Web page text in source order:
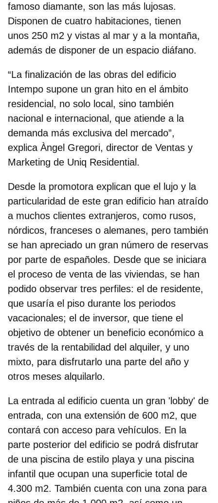
famoso diamante, son las más lujosas.
Disponen de cuatro habitaciones, tienen
unos 250 m2 y vistas al mar y a la montaña,
además de disponer de un espacio diáfano.
“La finalización de las obras del edificio
Intempo supone un gran hito en el ámbito
residencial, no solo local, sino también
nacional e internacional, que atiende a la
demanda más exclusiva del mercado”,
explica Àngel Gregori, director de Ventas y
Marketing de Uniq Residential.
Desde la promotora explican que el lujo y la
particularidad de este gran edificio han atraído
a muchos clientes extranjeros, como rusos,
nórdicos, franceses o alemanes, pero también
se han apreciado un gran número de reservas
por parte de españoles. Desde que se iniciara
el proceso de venta de las viviendas, se han
podido observar tres perfiles: el de residente,
que usaría el piso durante los periodos
vacacionales; el de inversor, que tiene el
objetivo de obtener un beneficio económico a
través de la rentabilidad del alquiler, y uno
mixto, para disfrutarlo una parte del año y
otros meses alquilarlo.
La entrada al edificio cuenta un gran 'lobby' de
entrada, con una extensión de 600 m2, que
contará con acceso para vehículos. En la
parte posterior del edificio se podrá disfrutar
de una piscina de estilo playa y una piscina
infantil que ocupan una superficie total de
4.300 m2. También cuenta con una zona para